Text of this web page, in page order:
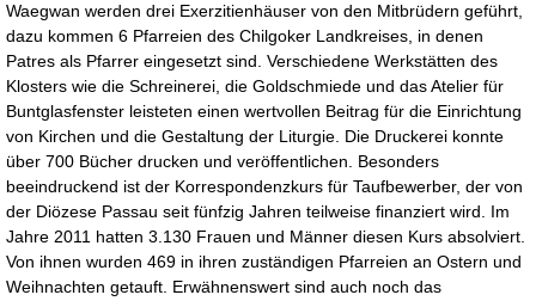
Waegwan werden drei Exerzitienhäuser von den Mitbrüdern geführt,
dazu kommen 6 Pfarreien des Chilgoker Landkreises, in denen
Patres als Pfarrer eingesetzt sind. Verschiedene Werkstätten des
Klosters wie die Schreinerei, die Goldschmiede und das Atelier für
Buntglasfenster leisteten einen wertvollen Beitrag für die Einrichtung
von Kirchen und die Gestaltung der Liturgie. Die Druckerei konnte
über 700 Bücher drucken und veröffentlichen. Besonders
beeindruckend ist der Korrespondenzkurs für Taufbewerber, der von
der Diözese Passau seit fünfzig Jahren teilweise finanziert wird. Im
Jahre 2011 hatten 3.130 Frauen und Männer diesen Kurs absolviert.
Von ihnen wurden 469 in ihren zuständigen Pfarreien an Ostern und
Weihnachten getauft. Erwähnenswert sind auch noch das